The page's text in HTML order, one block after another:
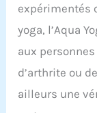
expérimentés
yoga, l’Aqua
aux
d’arthrite ou
ailleurs une